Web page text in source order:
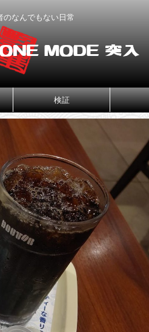
のなんでもない日常
検証